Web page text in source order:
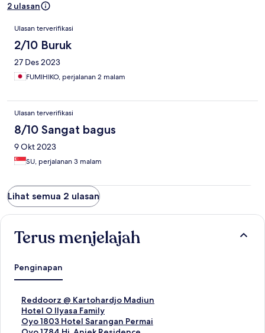
2 ulasan
Ulasan
Ulasan terverifikasi
2/10 Buruk
27 Des 2023
FUMIHIKO, perjalanan 2 malam
Ulasan terverifikasi
8/10 Sangat bagus
9 Okt 2023
SU, perjalanan 3 malam
Lihat semua 2 ulasan
Terus menjelajah
Penginapan
Reddoorz @ Kartohardjo Madiun
T
a
u
Hotel O Ilyasa Family
T
a
Oyo 1803 Hotel Sarangan Permai
T